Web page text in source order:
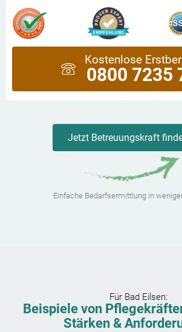
Kostenlose
0800 7235
Jetzt Betreuungskraft
Einfache Bedarfsermittlung in
Für Bad Eilsen:
Beispiele von
Stärken &